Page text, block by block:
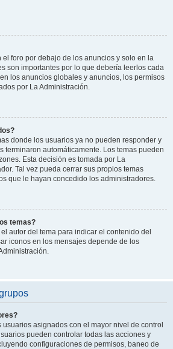
el foro por debajo de los anuncios y solo en la
son importantes por lo que debería leerlos cada
los anuncios globales y anuncios, los permisos
por La Administración.
donde los usuarios ya no pueden responder y
terminaron automáticamente. Los temas pueden
Esta decisión es tomada por La
Tal vez pueda cerrar sus propios temas
que le hayan concedido los administradores.
temas?
autor del tema para indicar el contenido del
iconos en los mensajes depende de los
usuarios asignados con el mayor nivel de control
pueden controlar todas las acciones y
configuraciones de permisos, baneo de